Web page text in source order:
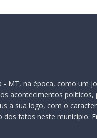
- MT, na época, como um
acontecimentos
a sua logo, com o
fatos neste município.